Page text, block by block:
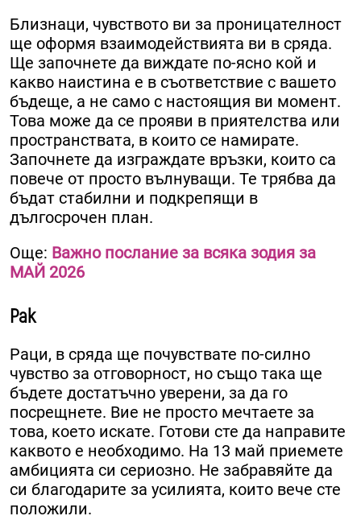
Близнаци, чувството ви за проницателност
ще оформя взаимодействията ви в сряда.
Ще започнете да виждате по-ясно кой и
какво наистина е в съответствие с вашето
бъдеще, а не само с настоящия ви момент.
Това може да се прояви в приятелства или
пространствата, в които се намирате.
Започнете да изграждате връзки, които са
повече от просто вълнуващи. Те трябва да
бъдат стабилни и подкрепящи в
дългосрочен план.
Още: Важно послание за всяка зодия за
МАЙ 2026
Рак
Раци, в сряда ще почувствате по-силно
чувство за отговорност, но също така ще
бъдете достатъчно уверени, за да го
посрещнете. Вие не просто мечтаете за
това, което искате. Готови сте да направите
каквото е необходимо. На 13 май приемете
амбицията си сериозно. Не забравяйте да
си благодарите за усилията, които вече сте
положили.